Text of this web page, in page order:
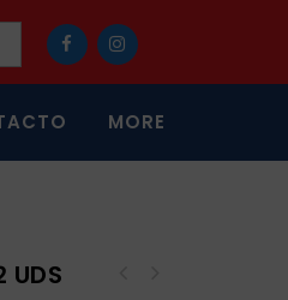
MORE
UDS